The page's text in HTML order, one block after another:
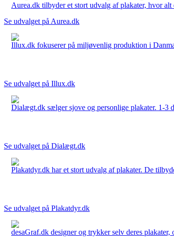
Aurea.dk tilbyder et stort udvalg af plakater, hvor
Se udvalget på Aurea.dk
Illux.dk fokuserer på miljøvenlig produktion i
Se udvalget på Illux.dk
Dialægt.dk sælger sjove og personlige plakater. 1-3
Se udvalget på Dialægt.dk
Plakatdyr.dk har et stort udvalg af plakater. De
Se udvalget på Plakatdyr.dk
desaGraf.dk designer og trykker selv deres